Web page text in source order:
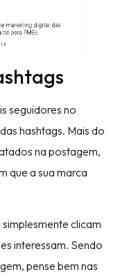
seguidores no
hashtags. Mais do
na postagem,
que a sua marca
clicam
interessam. Sendo
pense bem nas